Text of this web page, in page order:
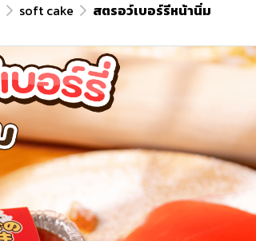
soft cake สตรอว์เบอร์รีหน้านิ่ม